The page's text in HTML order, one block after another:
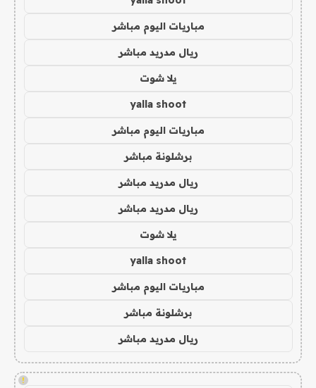
مباريات اليوم مباشر
ريال مدريد مباشر
يلا شوت
yalla shoot
مباريات اليوم مباشر
برشلونة مباشر
ريال مدريد مباشر
ريال مدريد مباشر
يلا شوت
yalla shoot
مباريات اليوم مباشر
برشلونة مباشر
ريال مدريد مباشر
!